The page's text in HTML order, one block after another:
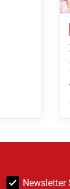
Newsletter